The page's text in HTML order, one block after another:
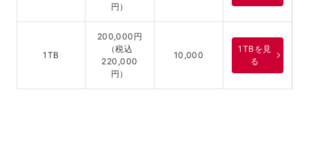
円）
1TB
200,000円
（税込
220,000
円）
10,000
1TBを見
る